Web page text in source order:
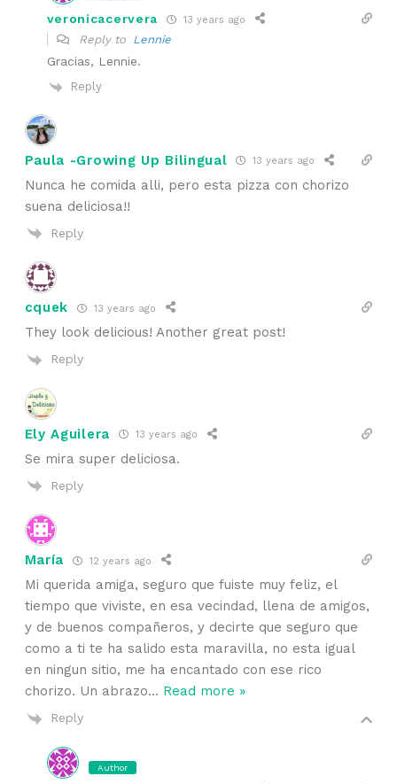
veronicacervera 13 years ago
Reply to Lennie
Gracias, Lennie.
Reply
Paula -Growing Up Bilingual 13 years ago
Nunca he comida alli, pero esta pizza con chorizo
suena deliciosa!!
Reply
cquek 13 years ago
They look delicious! Another great post!
Reply
Ely Aguilera 13 years ago
Se mira super deliciosa.
Reply
María 12 years ago
Mi querida amiga, seguro que fuiste muy feliz, el
tiempo que viviste, en esa vecindad, llena de amigos,
y de buenos compañeros, y decirte que seguro que
como a ti te ha salido esta maravilla, no esta igual
en ningun sitio, me ha encantado con ese rico
chorizo. Un abrazo… Read more »
Reply
Author